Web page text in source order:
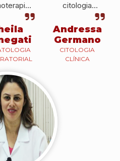
fui
a ser
no
em
Itu.
citologia
cérvico-vaginal
pelo IPESSP e
atualmente é
Histotécnica no
Hospital
Andressa
Germano
CITOLOGIA
CLÍNICA